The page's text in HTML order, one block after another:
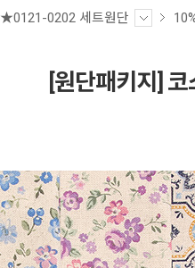
★0121-0202 세트원단
[원단패키지]